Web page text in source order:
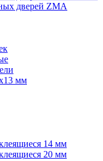
дверей ZMA
мм
14 мм
20 мм